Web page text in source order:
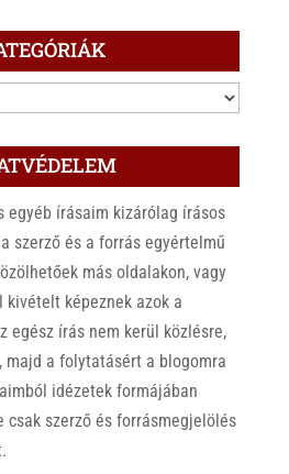
egyéb írásaim kizárólag írásos
szerző és a forrás egyértelmű
más oldalakon, vagy
kivételt képeznek azok a
egész írás nem kerül közlésre,
majd a folytatásért a blogomra
idézetek formájában
csak szerző és forrásmegjelölés